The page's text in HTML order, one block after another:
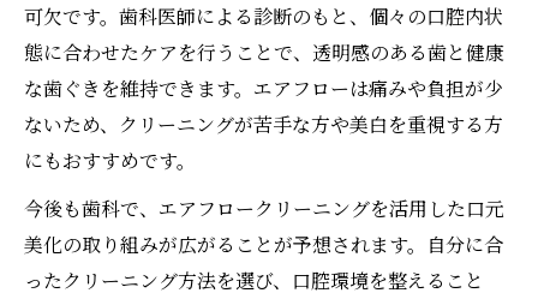
可欠です。歯科医師による診断のもと、個々の口腔内状
態に合わせたケアを行うことで、透明感のある歯と健康
な歯ぐきを維持できます。エアフローは痛みや負担が少
ないため、クリーニングが苦手な方や美白を重視する方
にもおすすめです。
今後も歯科で、エアフロークリーニングを活用した口元
美化の取り組みが広がることが予想されます。自分に合
ったクリーニング方法を選び、口腔環境を整えること